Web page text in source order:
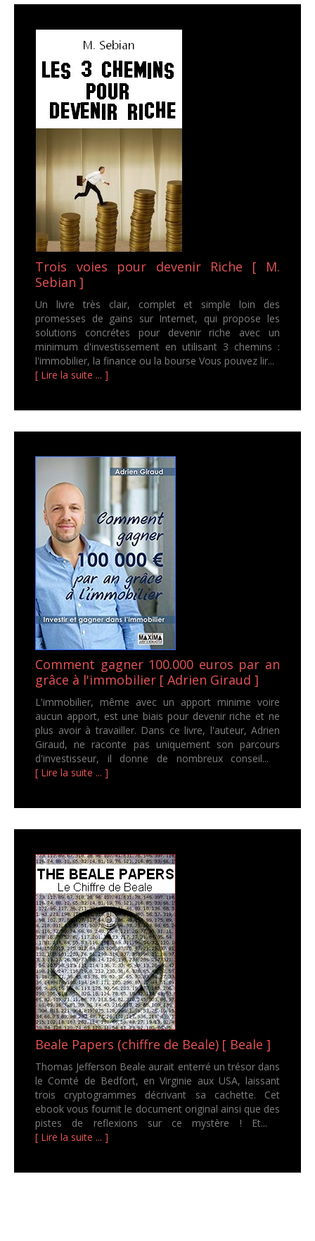
Trois voies pour devenir Riche [ M.
Sebian ]
Un livre très clair, complet et simple loin des
promesses de gains sur Internet, qui propose les
solutions concrétes pour devenir riche avec un
minimum d'investissement en utilisant 3 chemins :
l'immobilier, la finance ou la bourse Vous pouvez lir...
[ Lire la suite ... ]
Comment gagner 100.000 euros par an
grâce à l'immobilier [ Adrien Giraud ]
L'immobilier, même avec un apport minime voire
aucun apport, est une biais pour devenir riche et ne
plus avoir à travailler. Dans ce livre, l'auteur, Adrien
Giraud, ne raconte pas uniquement son parcours
d'investisseur, il donne de nombreux conseil...
[ Lire la suite ... ]
Beale Papers (chiffre de Beale) [ Beale ]
Thomas Jefferson Beale aurait enterré un trésor dans
le Comté de Bedfort, en Virginie aux USA, laissant
trois cryptogrammes décrivant sa cachette. Cet
ebook vous fournit le document original ainsi que des
pistes de reflexions sur ce mystère ! Et...
[ Lire la suite ... ]